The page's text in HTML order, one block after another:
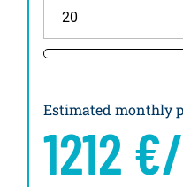
Estimated monthly
1212